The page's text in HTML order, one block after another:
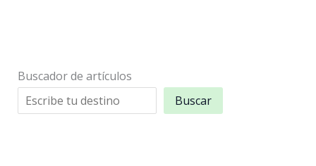
Buscador de artículos
Buscar